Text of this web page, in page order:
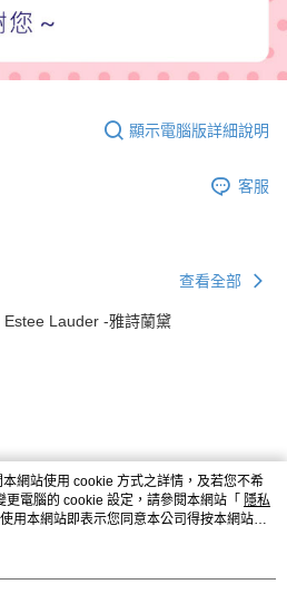
顯示電腦版詳細說明
客服
查看全部
Estee Lauder -雅詩蘭黛
網站使用 cookie 方式之詳情，及若您不希
電腦的 cookie 設定，請參閱本網站「 隱私
用本網站即表示您同意本公司得按本網站使